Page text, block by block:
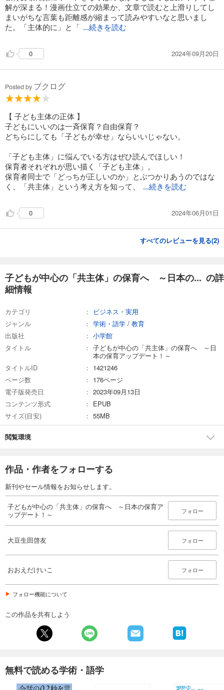
解が深まる！漫画仕立ての効果か、文章で読むと上滑りしてし
まいがちな言葉も距離感が縮まって読みやすいなと思いまし
た。「主体的に」と「 ...続きを読む
0 2024年09月20日
Posted by ブクログ
【 子ども主体の正体 】
子どもにいいのは一斉保育？自由保育？
どちらにしても「子どもが幸せ」ならいいじゃない。
「子ども主体」に悩んでいる方はぜひ読んでほしい！
保育者それぞれが思い描く「子ども主体」。
保育者同士で「どっちが正しいのか」とぶつかりあうのではな
く、「共主体」という考え方を知って、
...続きを読む
0 2024年06月01日
すべてのレビューを見る(2)
子どもが中心の「共主体」の保育へ ～日本の... の詳
細情報
カテゴリ
ビジネス・実用
ジャンル
学術・語学 / 教育
出版社
小学館
タイトル
子どもが中心の「共主体」の保育へ ～日
本の保育アップデート！～
タイトルID
1421246
ページ数
176ページ
電子版発売日
2023年09月13日
コンテンツ形式
EPUB
サイズ(目安)
55MB
閲覧環境
作品・作者をフォローする
新刊やセール情報をお知らせします。
子どもが中心の「共主体」の保育へ ～日本の保育ア
ップデート！～
フォロー
大豆生田啓友 フォロー
おおえだけいこ フォロー
フォロー機能について
この作品を共有しよう
無料で読める学術・語学